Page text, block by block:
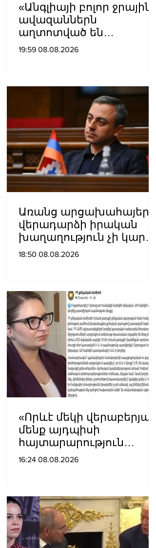
«Անգլիայի բոլոր ջրային
ավազաններն
աղտոտված են
թունավոր քիմիական
19:59 08.08.2026
Առանց արցախահայերի
վերադարձի իրական
խաղաղություն չի կարող
լինել․ Սաղաթելյան
18:50 08.08.2026
«Որևէ մեկի վերաբերյալ
մենք այդպիսի
հայտարարություն
չպետք է ունենանք»․
16:24 08.08.2026